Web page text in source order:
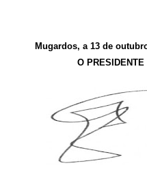
Mugardos, a 13 de
O PRESIDENTE